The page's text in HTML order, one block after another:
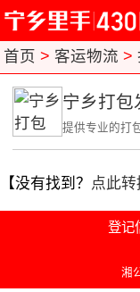
首页 > 客运物流 >
宁乡打包
提供专业的打
【没有找到？ 点此
登记
湘